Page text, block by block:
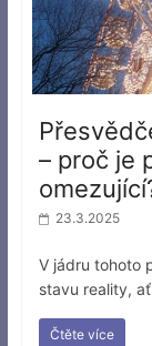
– proč je
23.3.2025
V jádru tohoto
stavu reality,
Čtěte více